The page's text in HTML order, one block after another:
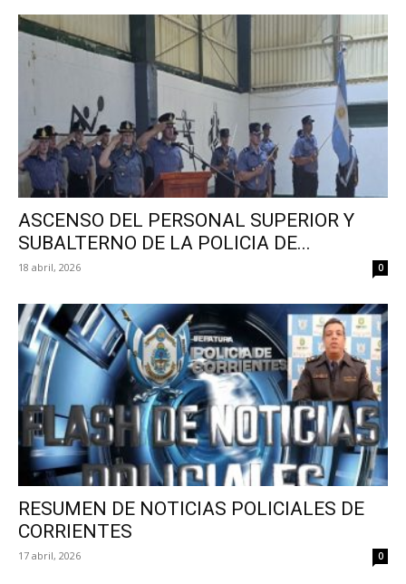
ASCENSO DEL PERSONAL SUPERIOR Y
SUBALTERNO DE LA POLICIA DE...
18 abril, 2026 0
RESUMEN DE NOTICIAS POLICIALES DE
CORRIENTES
17 abril, 2026 0